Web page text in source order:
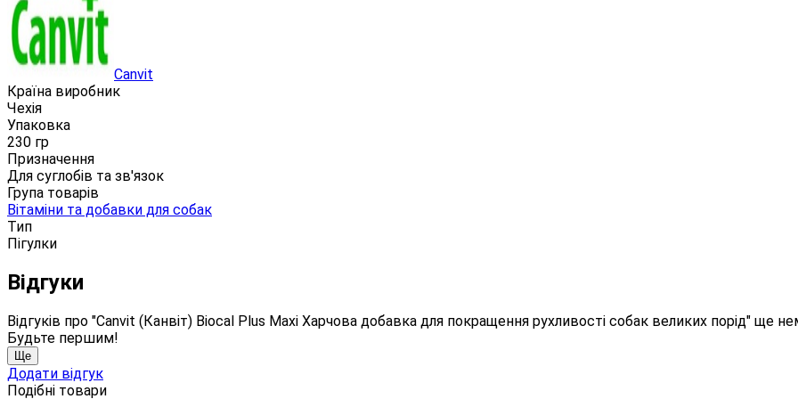
Canvit
Країна виробник
Чехія
Упаковка
230 гр
Призначення
Для суглобів та зв'язок
Група товарів
Вітаміни та добавки для собак
Тип
Пігулки
Відгуки
Відгуків про "Canvit (Канвіт) Biocal Plus Maxi Харчова добавка для покращення рухливості собак великих порід" ще
Будьте першим!
Ще
Додати відгук
Подібні товари